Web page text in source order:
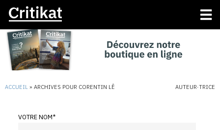
ACCUEIL » ARCHIVES POUR CORENTIN LÊ AUTEUR·TRICE
VOTRE NOM*